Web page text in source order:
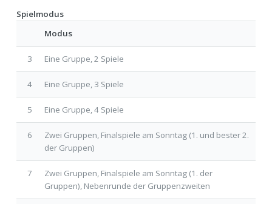
Spielmodus
Modus
3 Eine Gruppe, 2 Spiele
4 Eine Gruppe, 3 Spiele
5 Eine Gruppe, 4 Spiele
6
Zwei Gruppen, Finalspiele am Sonntag (1. und bester 2.
der Gruppen)
7
Zwei Gruppen, Finalspiele am Sonntag (1. der
Gruppen), Nebenrunde der Gruppenzweiten